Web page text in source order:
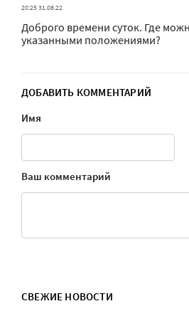
20:25 31.08.22
Доброго времени суток. Где
указанными положениями?
ДОБАВИТЬ КОММЕНТАРИЙ
Имя
Ваш комментарий
СВЕЖИЕ НОВОСТИ